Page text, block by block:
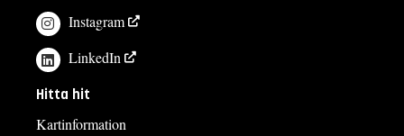
Instagram
LinkedIn
Hitta hit
Kartinformation